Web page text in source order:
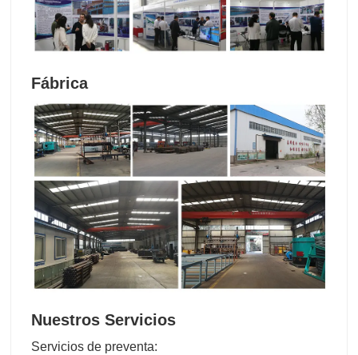
Fábrica
Nuestros Servicios
Servicios de preventa: